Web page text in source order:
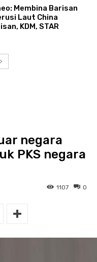
Membina Barisan
Laut China
KDM, STAR